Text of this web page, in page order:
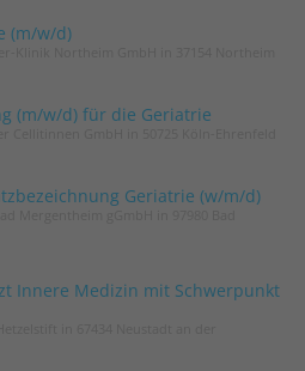
(m/w/d)
(m/w/d) für die Geriatrie
Geriatrie (w/m/d)
Innere Medizin mit Schwerpunkt